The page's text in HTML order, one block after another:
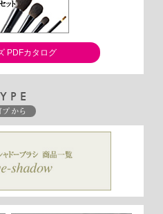
す。
。大きくてぼかしやすく使い
時に使いたいと思い灰リスに
使いやすいです。先端の毛量
PDFカタログ
プから